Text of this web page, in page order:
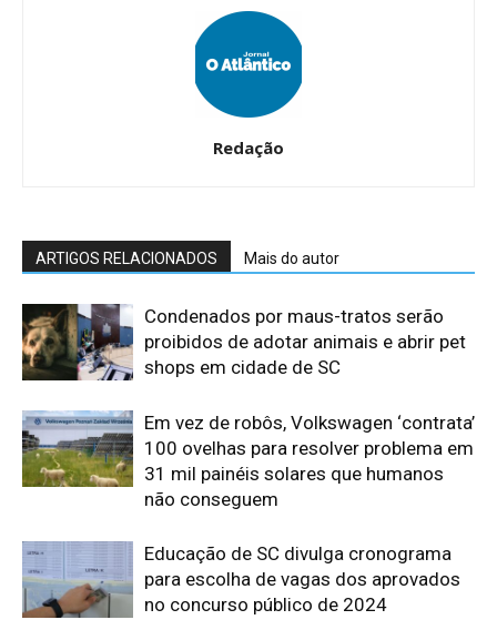
Redação
ARTIGOS RELACIONADOS Mais do autor
Condenados por maus-tratos serão
proibidos de adotar animais e abrir pet
shops em cidade de SC
Em vez de robôs, Volkswagen ‘contrata’
100 ovelhas para resolver problema em
31 mil painéis solares que humanos
não conseguem
Educação de SC divulga cronograma
para escolha de vagas dos aprovados
no concurso público de 2024